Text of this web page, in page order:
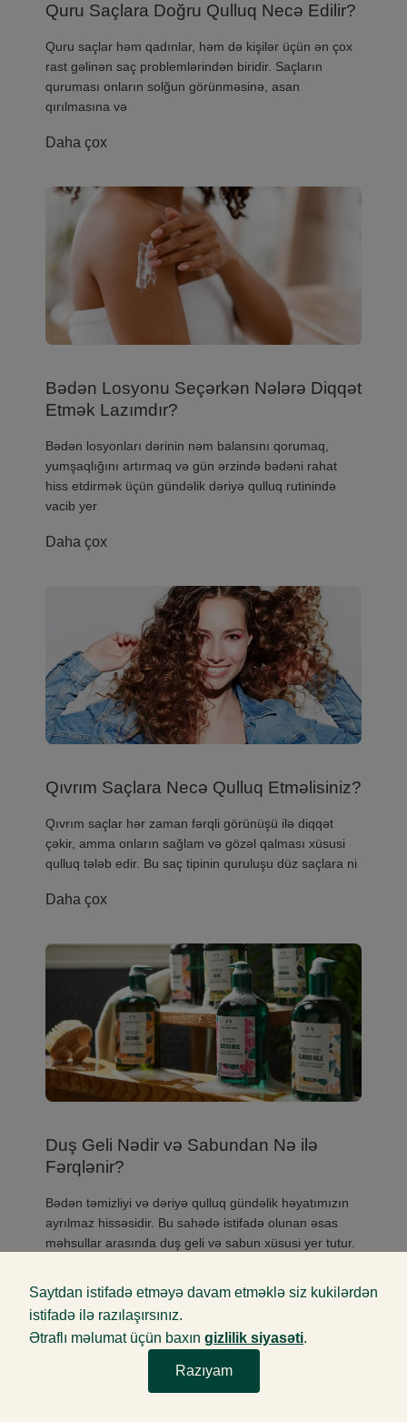
Quru Saçlara Doğru Qulluq Necə Edilir?
Quru saçlar həm qadınlar, həm də kişilər üçün ən çox
rast gəlinən saç problemlərindən biridir. Saçların
quruması onların solğun görünməsinə, asan
qırılmasına və
Daha çox
Bədən Losyonu Seçərkən Nələrə Diqqət
Etmək Lazımdır?
Bədən losyonları dərinin nəm balansını qorumaq,
yumşaqlığını artırmaq və gün ərzində bədəni rahat
hiss etdirmək üçün gündəlik dəriyə qulluq rutinində
vacib yer
Daha çox
Qıvrım Saçlara Necə Qulluq Etməlisiniz?
​Qıvrım saçlar hər zaman fərqli görünüşü ilə diqqət
çəkir, amma onların sağlam və gözəl qalması xüsusi
qulluq tələb edir. Bu saç tipinin quruluşu düz saçlara ni
Daha çox
Duş Geli Nədir və Sabundan Nə ilə
Fərqlənir?
Bədən təmizliyi və dəriyə qulluq gündəlik həyatımızın
ayrılmaz hissəsidir. Bu sahədə istifadə olunan əsas
məhsullar arasında duş geli və sabun xüsusi yer tutur.
Saytdan istifadə etməyə davam etməklə siz kukilərdən
istifadə ilə razılaşırsınız.
Ətraflı məlumat üçün baxın gizlilik siyasəti.
Razıyam